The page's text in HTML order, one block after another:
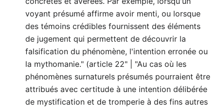
voyant présumé affirme avoir menti, ou lorsque
des témoins crédibles fournissent des éléments
de jugement qui permettent de découvrir la
falsification du phénomène, l'intention erronée ou
la mythomanie." (article 22" | "Au cas où les
phénomènes surnaturels présumés pourraient être
attribués avec certitude à une intention délibérée
de mystification et de tromperie à des fins autres